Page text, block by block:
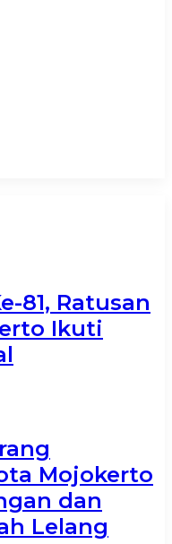
81, Ratusan
Ikuti
Mojokerto
dan
Lelang